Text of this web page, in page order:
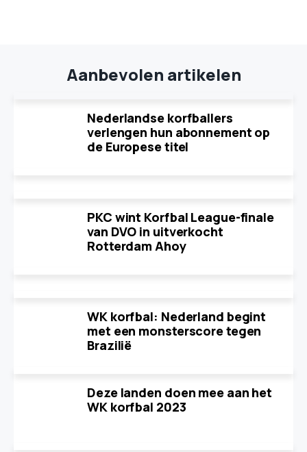
Aanbevolen artikelen
Nederlandse korfballers
verlengen hun abonnement op
de Europese titel
PKC wint Korfbal League-finale
van DVO in uitverkocht
Rotterdam Ahoy
WK korfbal: Nederland begint
met een monsterscore tegen
Brazilië
Deze landen doen mee aan het
WK korfbal 2023